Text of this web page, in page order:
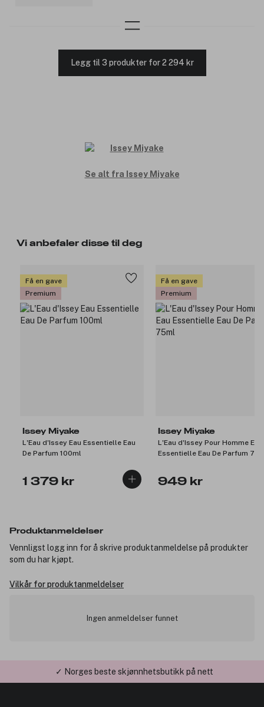
Legg til 3 produkter for 2 294 kr
Se alt fra Issey Miyake
Vi anbefaler disse til deg
Få en gave
Premium
Issey Miyake
L'Eau d'Issey Eau Essentielle Eau
De Parfum 100ml
1 379 kr
Få en gave
Premium
Issey Miyake
L'Eau d'Issey Pour Homme Eau
Essentielle Eau De Parfum
949 kr
Produktanmeldelser
Vennligst logg inn for å skrive produktanmeldelse på produkter
som du har kjøpt.
Vilkår for produktanmeldelser
Ingen anmeldelser funnet
✓ Årets Nettbutikk 2026 og 2025